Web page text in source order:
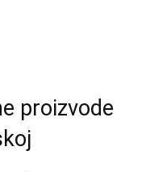
proizvode